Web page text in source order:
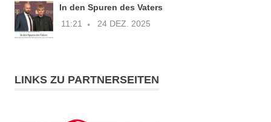
In den Spuren des Vaters
11:21 24 DEZ. 2025
LINKS ZU PARTNERSEITEN